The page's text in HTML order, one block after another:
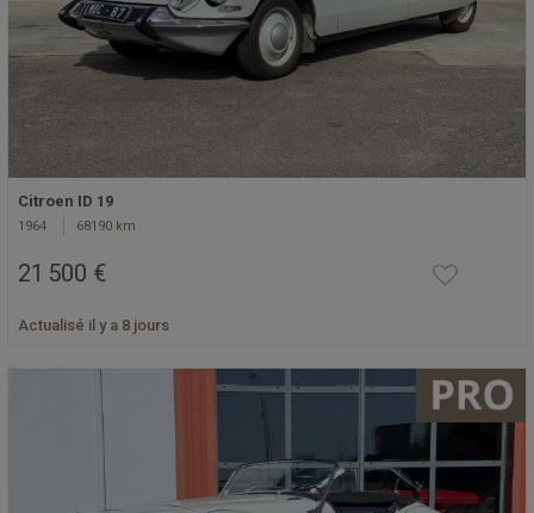
Citroen ID 19
1964 68190 km
21 500 €
Actualisé il y a 8 jours